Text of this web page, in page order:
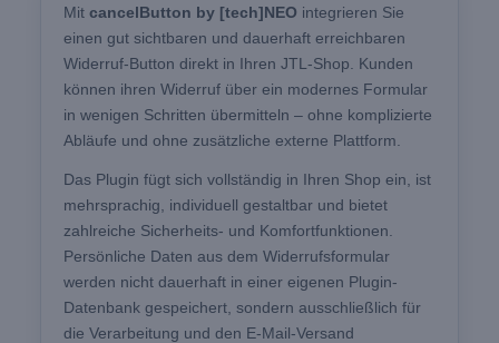
Mit cancelButton by [tech]NEO integrieren Sie
einen gut sichtbaren und dauerhaft erreichbaren
Widerruf-Button direkt in Ihren JTL-Shop. Kunden
können ihren Widerruf über ein modernes Formular
in wenigen Schritten übermitteln – ohne komplizierte
Abläufe und ohne zusätzliche externe Plattform.
Das Plugin fügt sich vollständig in Ihren Shop ein, ist
mehrsprachig, individuell gestaltbar und bietet
zahlreiche Sicherheits- und Komfortfunktionen.
Persönliche Daten aus dem Widerrufsformular
werden nicht dauerhaft in einer eigenen Plugin-
Datenbank gespeichert, sondern ausschließlich für
die Verarbeitung und den E-Mail-Versand